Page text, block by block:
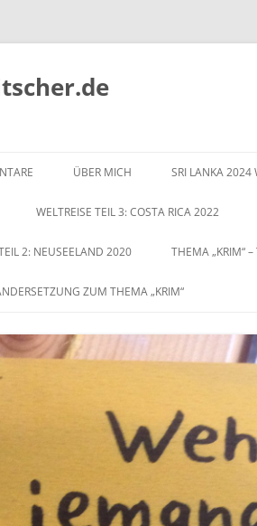
Inhalt
ÜBER MICH SRI LANKA 2024
WELTREISE TEIL 3: COSTA RICA 2022
2: NEUSEELAND 2020 THEMA „KRIM“ –
ZUM THEMA „KRIM“